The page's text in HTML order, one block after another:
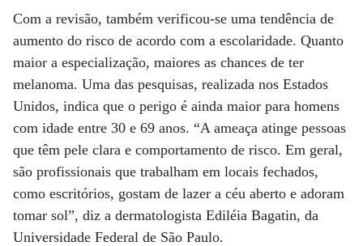
Com a revisão, também verificou-se uma tendência de
aumento do risco de acordo com a escolaridade. Quanto
maior a especialização, maiores as chances de ter
melanoma. Uma das pesquisas, realizada nos Estados
Unidos, indica que o perigo é ainda maior para homens
com idade entre 30 e 69 anos. “A ameaça atinge pessoas
que têm pele clara e comportamento de risco. Em geral,
são profissionais que trabalham em locais fechados,
como escritórios, gostam de lazer a céu aberto e adoram
tomar sol”, diz a dermatologista Ediléia Bagatin, da
Universidade Federal de São Paulo.